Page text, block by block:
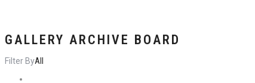
GALLERY ARCHIVE BOARD
Filter ByAll